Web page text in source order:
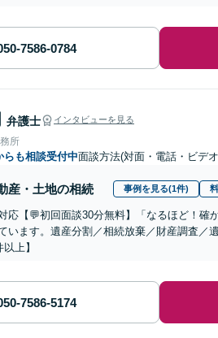
弁護士 インタビューを見る
所
らも相談受付中面談方法(対面・電話・ビデ
産・土地の相続 事例を見る(1件)
応【💬初回面談30分無料】「なるほど！
います。遺産分割／相続放棄／財産調査／
上】